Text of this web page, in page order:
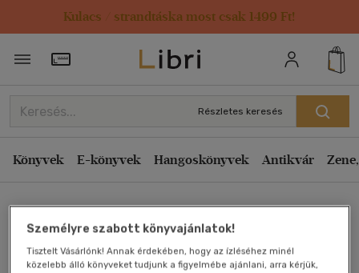
Kulacs / strandtáska most csak 1499 Ft!
Törzsvásárlói Kártya adatai
Részletes keresés
Könyvek E-könyvek Hangoskönyvek Antikvár
Jenni L. Walsh
Rendezés
Kiadás éve szerint csökkenő
Ár szerint csökkenő
Eladott darabszám szerint csökkenő
Eladott darabszám szerint növekvő
Cím szerint A-Z
Személyre szabott könyvajánlatok!
Tisztelt Vásárlónk! Annak érdekében, hogy az ízléséhez minél
közelebb álló könyveket tudjunk a figyelmébe ajánlani, arra kérjük,